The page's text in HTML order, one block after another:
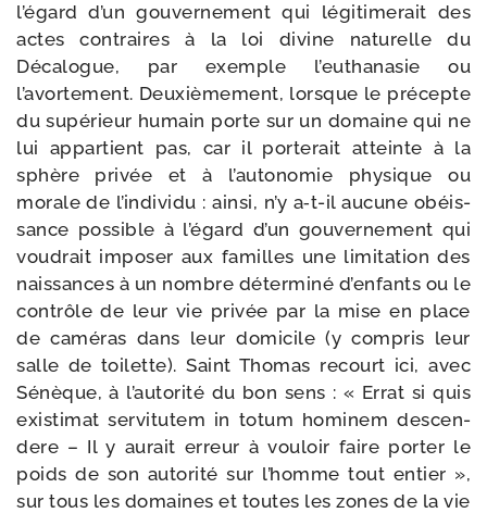
l’égard d’un gou­ver­ne­ment qui légi­ti­me­rait des
actes contraires à la loi divine natu­relle du
Décalogue, par exemple l’euthanasie ou
l’avortement. Deuxièmement, lorsque le pré­cepte
du supé­rieur humain porte sur un domaine qui ne
lui appar­tient pas, car il por­te­rait atteinte à la
sphère pri­vée et à l’autonomie phy­sique ou
morale de l’individu : ain­si, n’y a‑t-​il aucune obéis­
sance pos­sible à l’égard d’un gou­ver­ne­ment qui
vou­drait impo­ser aux familles une limi­ta­tion des
nais­sances à un nombre déter­mi­né d’enfants ou le
contrôle de leur vie pri­vée par la mise en place
de camé­ras dans leur domi­cile (y com­pris leur
salle de toi­lette). Saint Thomas recourt ici, avec
Sénèque, à l’autorité du bon sens : « Errat si quis
exis­ti­mat ser­vi­tu­tem in totum homi­nem des­cen­
dere – Il y aurait erreur à vou­loir faire por­ter le
poids de son auto­ri­té sur l’homme tout entier »,
sur tous les domaines et toutes les zones de la vie